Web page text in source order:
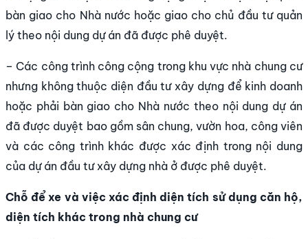
bàn giao cho Nhà nước hoặc giao cho chủ đầu tư quản
lý theo nội dung dự án đã được phê duyệt.
– Các công trình công cộng trong khu vực nhà chung cư
nhưng không thuộc diện đầu tư xây dựng để kinh doanh
hoặc phải bàn giao cho Nhà nước theo nội dung dự án
đã được duyệt bao gồm sân chung, vườn hoa, công viên
và các công trình khác được xác định trong nội dung
của dự án đầu tư xây dựng nhà ở được phê duyệt.
Chỗ để xe và việc xác định diện tích sử dụng căn hộ,
diện tích khác trong nhà chung cư